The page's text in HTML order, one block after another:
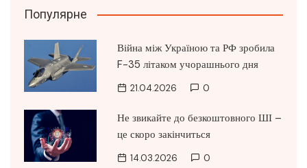
Популярне
Війна між Україною та РФ зробила
F-35 літаком учорашнього дня
21.04.2026 0
Не звикайте до безкоштовного ШІ –
це скоро закінчиться
14.03.2026 0